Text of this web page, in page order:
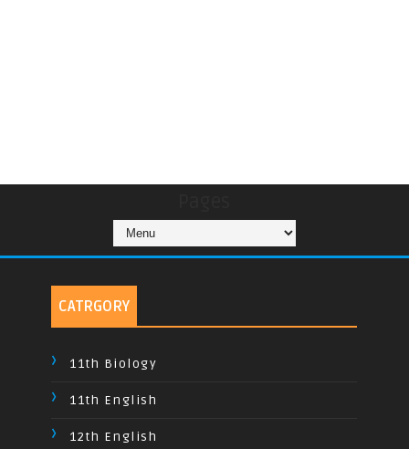
CATRGORY
11th Biology
11th English
12th English